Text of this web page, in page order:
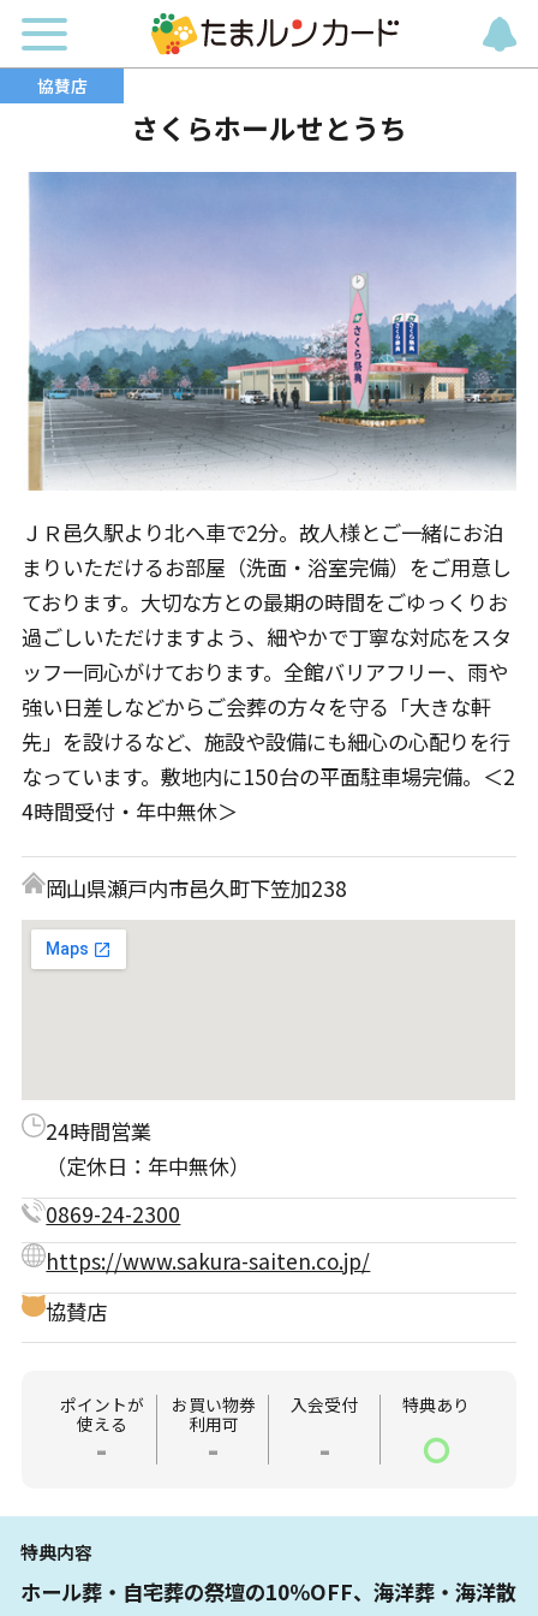
さくらホールせとうち
ＪＲ邑久駅より北へ車で2分。故人様とご一緒にお泊
まりいただけるお部屋（洗面・浴室完備）をご用意し
ております。大切な方との最期の時間をごゆっくりお
過ごしいただけますよう、細やかで丁寧な対応をスタ
ッフ一同心がけております。全館バリアフリー、雨や
強い日差しなどからご会葬の方々を守る「大きな軒
先」を設けるなど、施設や設備にも細心の心配りを行
なっています。敷地内に150台の平面駐車場完備。＜2
4時間受付・年中無休＞
岡山県瀬戸内市邑久町下笠加238
24時間営業
（定休日：年中無休）
0869-24-2300
https://www.sakura-saiten.co.jp/
協賛店
ポイントが
使える
-
お買い物券
利用可
-
入会受付
-
特典あり
〇
特典内容
ホール葬・自宅葬の祭壇の10％OFF、海洋葬・海洋散